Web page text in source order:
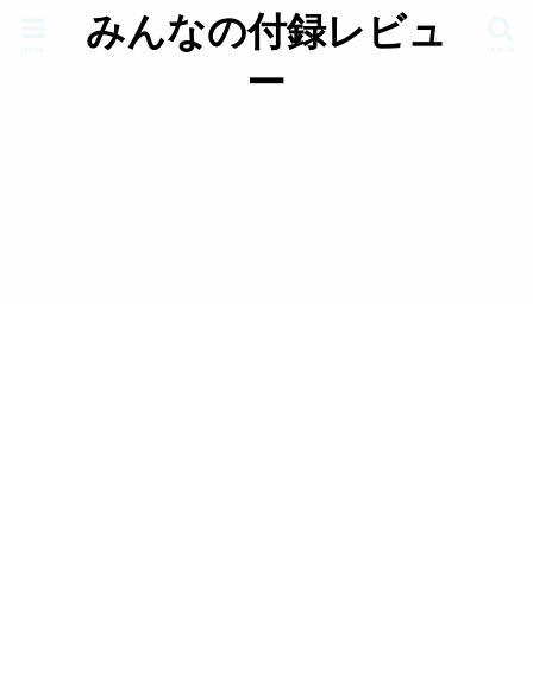
みんなの付録レビュ
ー